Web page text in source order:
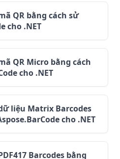
QR bằng cách sử
cho .NET
QR Micro bằng cách
cho .NET
liệu Matrix Barcodes
cho .NET
Barcodes bằng